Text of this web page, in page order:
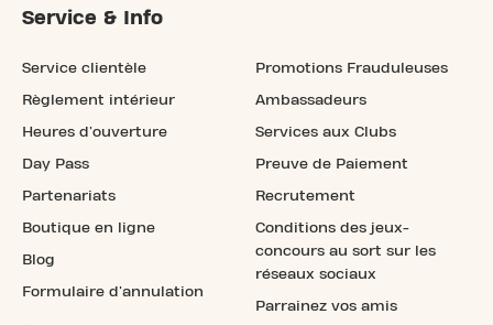
Service & Info
Service clientèle
Règlement intérieur
Heures d'ouverture
Day Pass
Partenariats
Boutique en ligne
Blog
Formulaire d'annulation
Promotions Frauduleuses
Ambassadeurs
Services aux Clubs
Preuve de Paiement
Recrutement
Conditions des jeux-
concours au sort sur les
réseaux sociaux
Parrainez vos amis